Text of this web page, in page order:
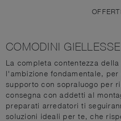
COMODINI GIELLESSE
La completa contentezza
l'ambizione fondamentale,
supporto con sopraluogo per
consegna con addetti al
preparati arredatori ti
soluzioni ideali per te, che